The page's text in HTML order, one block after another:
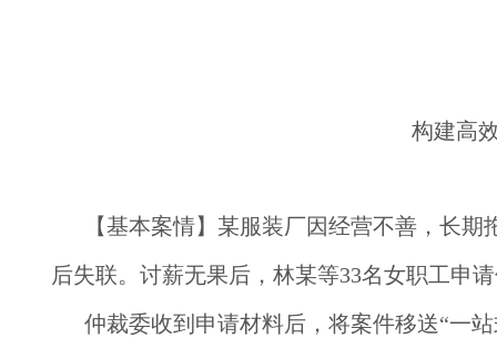
构建高
【基本案情】 某服装厂因经营不善，长期
后失联。讨薪无果后，林某等33名女职工申
仲裁委收到申请材料后，将案件移送“一